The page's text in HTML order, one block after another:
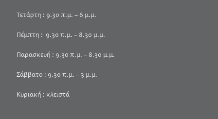
Τετάρτη : 9.30 π.μ. – 6 μ.μ.
Πέμπτη : 9.30 π.μ. – 8.30 μ.μ.
Παρασκευή : 9.30 π.μ. – 8.30 μ.μ.
Σάββατο : 9.30 π.μ. – 3 μ.μ.
Κυριακή : κλειστά